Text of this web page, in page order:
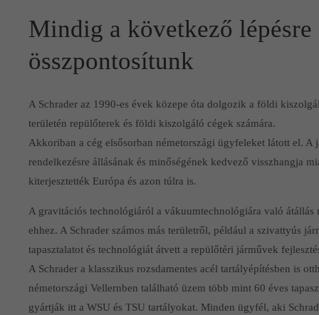
Mindig a következő lépésre
összpontosítunk
A Schrader az 1990-es évek közepe óta dolgozik a földi
területén repülőterek és földi kiszolgáló cégek számára.
Akkoriban a cég elsősorban németországi ügyfeleket látott el. A
rendelkezésre állásának és minőségének kedvező visszhangja
kiterjesztették Európa és azon túlra is.
A gravitációs technológiáról a vákuumtechnológiára való átállás
ehhez. A Schrader számos más területről, például a szivattyús
tapasztalatot és technológiát átvett a repülőtéri járművek
A Schrader a klasszikus rozsdamentes acél tartályépítésben is
németországi Vellernben található üzem több mint 60 éves
gyártják itt a WSU és TSU tartályokat. Minden ügyfél, aki